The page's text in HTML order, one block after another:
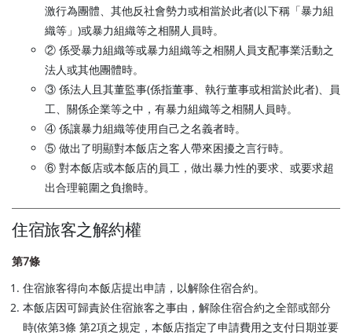
激行為團體、其他反社會勢力或相當於此者(以下稱「暴力組
織等」)或暴力組織等之相關人員時。
② 係受暴力組織等或暴力組織等之相關人員支配事業活動之
法人或其他團體時。
③ 係法人且其董監事(係指董事、執行董事或相當於此者)、員
工、關係企業等之中，有暴力組織等之相關人員時。
④ 係讓暴力組織等使用自己之名義者時。
⑤ 做出了明顯對本飯店之客人帶來困擾之言行時。
⑥ 對本飯店或本飯店的員工，做出暴力性的要求、或要求超
出合理範圍之負擔時。
住宿旅客之解約權
第7條
住宿旅客得向本飯店提出申請，以解除住宿合約。
本飯店因可歸責於住宿旅客之事由，解除住宿合約之全部或部分
時(依第3條 第2項之規定，本飯店指定了申請費用之支付日期並要